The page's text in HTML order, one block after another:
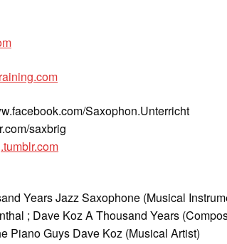
Saxophon.Unterricht
saxbrig
Years Jazz Saxophone (Musical
; Dave Koz A Thousand Years
Piano Guys Dave Koz (Musical Artist)